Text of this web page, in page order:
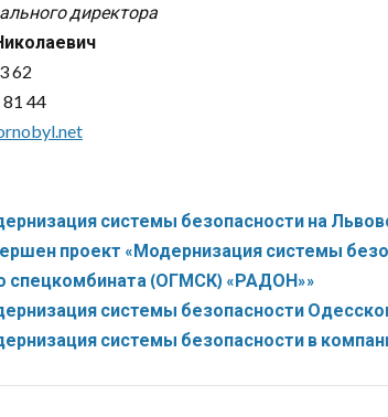
директора
62
44
системы безопасности на
проект «Модернизация системы
спецкомбината (ОГМСК) «РАДОН»»
системы безопасности
системы безопасности в